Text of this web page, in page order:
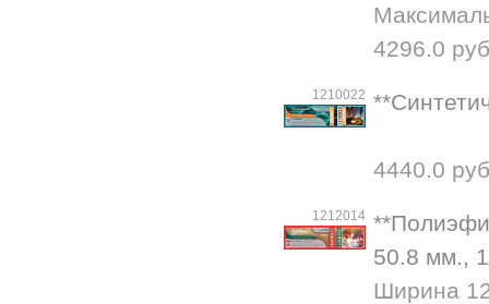
4296.0
1210022
4440.0
1212014
50.8 мм.,
Ширина